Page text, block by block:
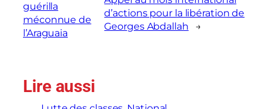
guérilla
méconnue de
l’Araguaia
d’actions pour la libération de
Georges Abdallah
→
Lire aussi